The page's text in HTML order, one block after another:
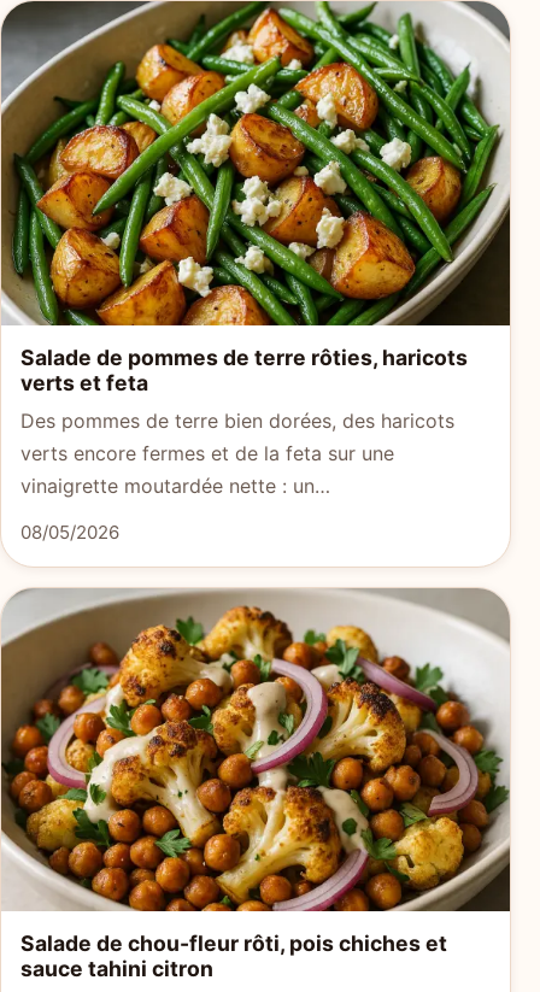
Salade de pommes de terre rôties, haricots
verts et feta
Des pommes de terre bien dorées, des haricots
verts encore fermes et de la feta sur une
vinaigrette moutardée nette : un…
08/05/2026
Salade de chou-fleur rôti, pois chiches et
sauce tahini citron